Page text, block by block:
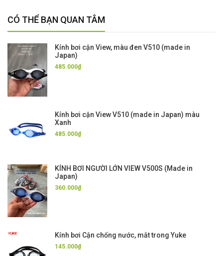
CÓ THỂ BẠN QUAN TÂM
Kính bơi cận View, màu đen V510 (made in
Japan)
485.000₫
Kính bơi cận View V510 (made in Japan) màu
Xanh
485.000₫
KÍNH BƠI NGƯỜI LỚN VIEW V500S (Made in
Japan)
360.000₫
Kính bơi Cận chống nước, mắt trong Yuke
145.000₫